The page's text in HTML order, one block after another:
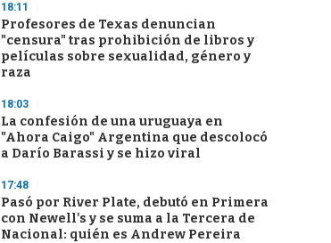
18:11
Profesores de Texas denuncian
"censura" tras prohibición de libros y
películas sobre sexualidad, género y
raza
18:03
La confesión de una uruguaya en
"Ahora Caigo" Argentina que descolocó
a Darío Barassi y se hizo viral
17:48
Pasó por River Plate, debutó en Primera
con Newell's y se suma a la Tercera de
Nacional: quién es Andrew Pereira